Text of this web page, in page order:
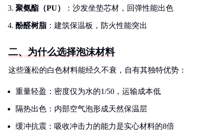
聚氨酯（PU） ：沙发坐垫芯材，回弹性能出色
酚醛树脂 ：建筑保温板，防火性能突出
二、为什么选择泡沫材料
这些蓬松的白色材料能经久不衰，自有其独特优势：
重量轻盈：密度仅为水的1/50，运输成本低
隔热出色：内部空气泡形成天然保温层
缓冲抗震：吸收冲击力的能力是实心材料的8倍